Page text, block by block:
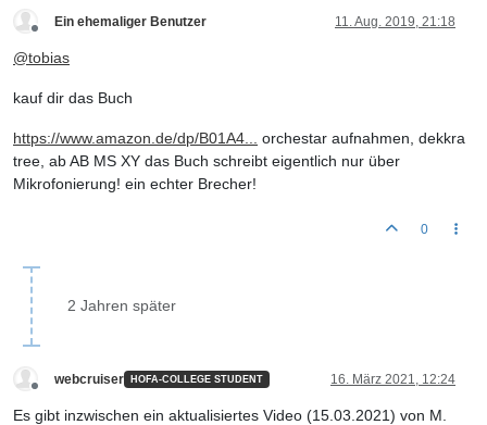
Ein ehemaliger Benutzer 11. Aug. 2019, 21:18
@tobias
kauf dir das Buch
https://www.amazon.de/dp/B01A4...
orchestar aufnahmen, dekkra
tree, ab AB MS XY das Buch schreibt eigentlich nur über
Mikrofonierung! ein echter Brecher!
0
2 Jahren später
webcruiser HOFA-COLLEGE STUDENT 16. März 2021, 12:24
Es gibt inzwischen ein aktualisiertes Video (15.03.2021) von M.